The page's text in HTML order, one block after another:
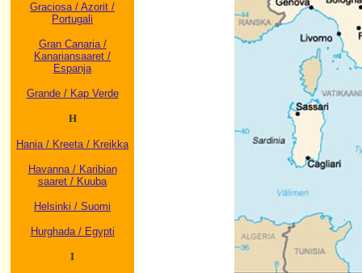
Graciosa / Azorit /
Portugali
Gran Canaria /
Kanariansaaret /
Espanja
Grande / Kap Verde
H
Hania / Kreeta / Kreikka
Havanna / Karibian
saaret / Kuuba
Helsinki / Suomi
Hurghada / Egypti
I